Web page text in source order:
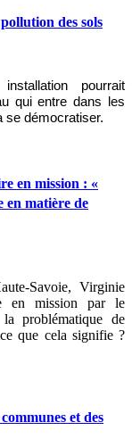
des sols
pourrait
qui entre dans les
se démocratiser.
en mission : «
en matière de
Savoie, Virginie
en mission par le
problématique de
que cela signifie ?
et des